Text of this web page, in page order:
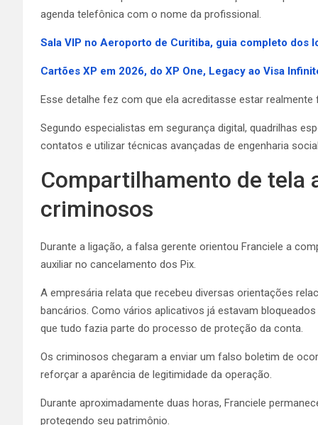
agenda telefônica com o nome da profissional.
Sala VIP no Aeroporto de Curitiba, guia completo dos
Cartões XP em 2026, do XP One, Legacy ao Visa
Esse detalhe fez com que ela acreditasse estar
Segundo especialistas em segurança digital, quadrilhas
contatos e utilizar técnicas avançadas de engenharia
Compartilhamento de tela
criminosos
Durante a ligação, a falsa gerente orientou Franciele a
auxiliar no cancelamento dos Pix.
A empresária relata que recebeu diversas orientações
bancários. Como vários aplicativos já estavam
que tudo fazia parte do processo de proteção da conta.
Os criminosos chegaram a enviar um falso boletim de
reforçar a aparência de legitimidade da operação.
Durante aproximadamente duas horas, Franciele
protegendo seu patrimônio.